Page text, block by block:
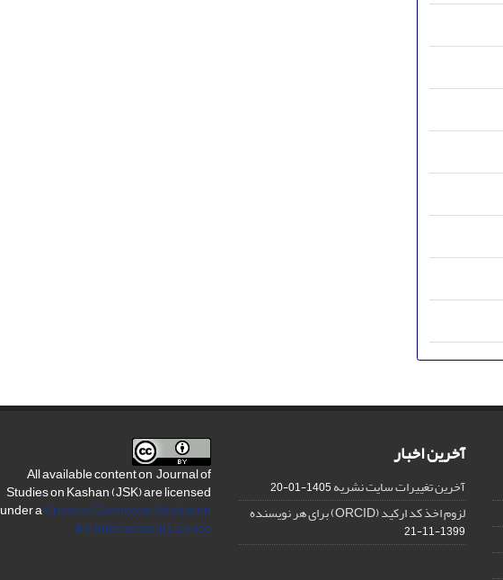
آخرین اخبار
آخرین تغییرات سایت نشریه1405-01-20
لزوم اخذ کد ارکید (ORCID) برای هر نویسنده
1399-11-21
All available content on Journal of
Studies on Kashan (JSK) are licensed
under aCreative Commons Attribution
4.0 International License